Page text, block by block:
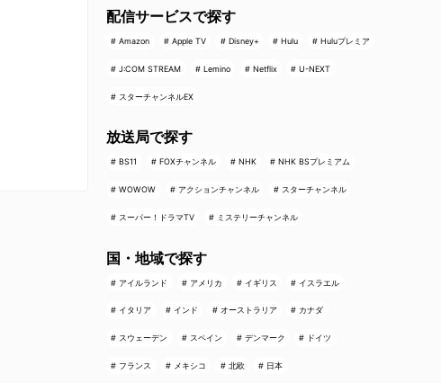
配信サービスで探す
Amazon Apple TV Disney+ Hulu Huluプレミア
J:COM STREAM Lemino Netflix U-NEXT
スターチャンネルEX
放送局で探す
BS11 FOXチャンネル NHK NHK BSプレミアム
WOWOW アクションチャンネル スターチャンネル
スーパー！ドラマTV ミステリーチャンネル
国・地域で探す
アイルランド アメリカ イギリス イスラエル
イタリア インド オーストラリア カナダ
スウェーデン スペイン デンマーク ドイツ
フランス メキシコ 北欧 日本